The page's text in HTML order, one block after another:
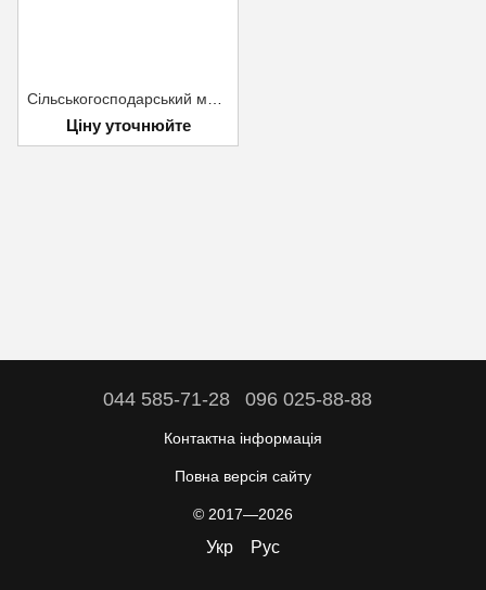
Ціну уточнюйте
044 585-71-28 096 025-88-88
Контактна інформація
Повна версія сайту
© 2017—2026
Укр Рус